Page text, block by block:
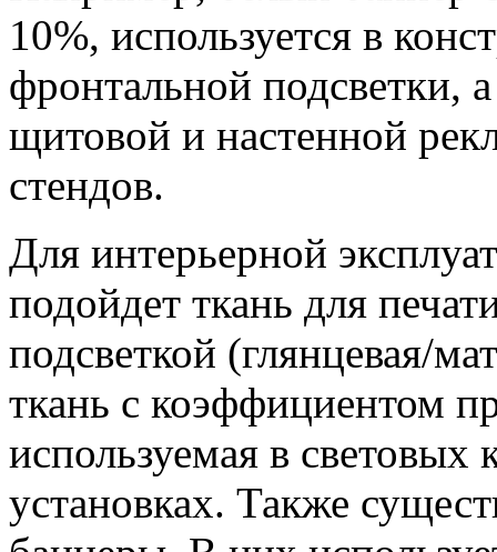
10%, используется в
фронтальной подсветки,
щитовой и настенной
стендов.
Для интерьерной
подойдет ткань для
подсветкой (глянцевая/
ткань с коэффициентом
используемая в
установках. Также